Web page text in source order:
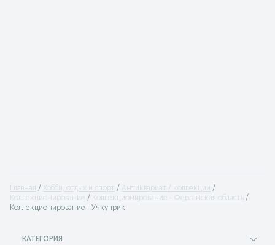
Главная Хобби, отдых и спорт
Антиквариат / коллекции
Коллекционирование
Коллекционирование - Ферганская область
Коллекционирование - Учкуприк
КАТЕГОРИЯ